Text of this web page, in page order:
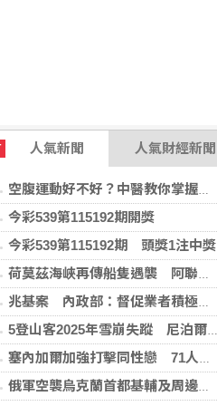
人氣新聞 人氣財經新聞
空腹運動好不好？中醫教你掌握最佳運動時機
今彩539第115192期開獎
今彩539第115192期 頭獎1注中獎
荷莫茲海峽再傳船隻遇襲 阿聯控伊朗攻擊國營油輪
兆基案 內政部：督促業者積極履約或轉讓契約
5登山客2025年雪崩失蹤 尼泊爾救難隊尋獲遺體
塞內加爾加強打擊同性戀 71人遭控「違反自然行為」
俄軍空襲烏克蘭首都基輔及周邊區域 造成4人喪命